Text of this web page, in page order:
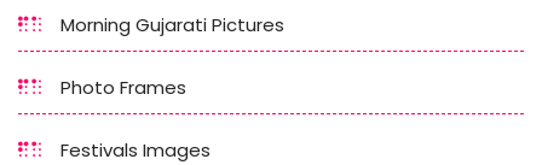
Morning Gujarati Pictures
Photo Frames
Festivals Images